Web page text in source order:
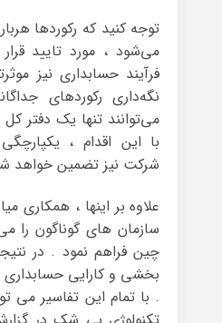
توجه کنید که رکوردها
می‌شود ، مورد تایید
فرآیند حسابداری نیز
نگه‌داری رکوردهای
می‌توانند تنها یک دفتر
با این اقدام ،
شرکت نیز تضمین خواهد
علاوه بر اینها ، همکاری
سازمان های گوناگون را
چین فراهم نمود . در
بخشی و کارایی حسابداری
. با تمام این تفاسیر می